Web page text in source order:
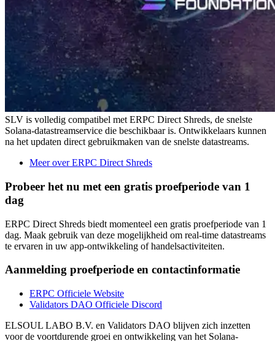
SLV is volledig compatibel met ERPC Direct Shreds, de snelste
Solana-datastreamservice die beschikbaar is. Ontwikkelaars kunnen
na het updaten direct gebruikmaken van de snelste datastreams.
Meer over ERPC Direct Shreds
Probeer het nu met een gratis proefperiode van 1
dag
ERPC Direct Shreds biedt momenteel een gratis proefperiode van 1
dag. Maak gebruik van deze mogelijkheid om real-time datastreams
te ervaren in uw app-ontwikkeling of handelsactiviteiten.
Aanmelding proefperiode en contactinformatie
ERPC Officiele Website
Validators DAO Officiele Discord
ELSOUL LABO B.V. en Validators DAO blijven zich inzetten
voor de voortdurende groei en ontwikkeling van het Solana-